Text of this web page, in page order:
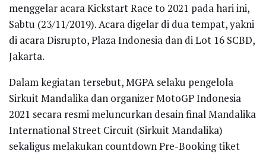
menggelar acara Kickstart Race to 2021 pada hari ini,
Sabtu (23/11/2019). Acara digelar di dua tempat, yakni
di acara Disrupto, Plaza Indonesia dan di Lot 16 SCBD,
Jakarta.
Dalam kegiatan tersebut, MGPA selaku pengelola
Sirkuit Mandalika dan organizer MotoGP Indonesia
2021 secara resmi meluncurkan desain final Mandalika
International Street Circuit (Sirkuit Mandalika)
sekaligus melakukan countdown Pre-Booking tiket